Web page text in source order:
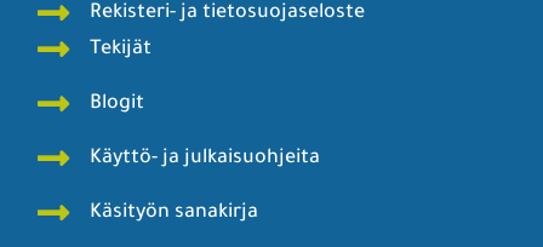
Rekisteri- ja tietosuojaseloste
Tekijät
Blogit
Käyttö- ja julkaisuohjeita
Käsityön sanakirja